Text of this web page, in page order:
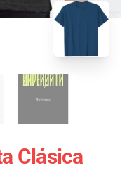
Clásica